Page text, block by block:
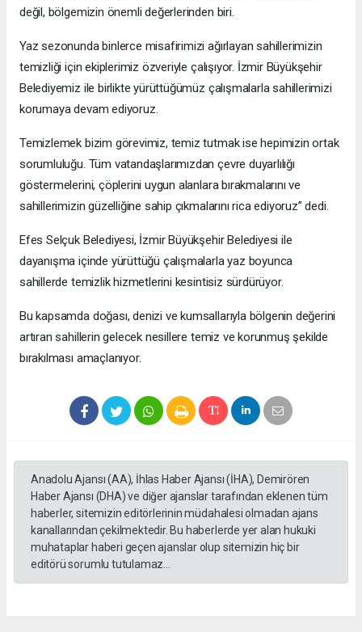
değil, bölgemizin önemli değerlerinden biri.
Yaz sezonunda binlerce misafirimizi ağırlayan sahillerimizin
temizliği için ekiplerimiz özveriyle çalışıyor. İzmir Büyükşehir
Belediyemiz ile birlikte yürüttüğümüz çalışmalarla sahillerimizi
korumaya devam ediyoruz.
Temizlemek bizim görevimiz, temiz tutmak ise hepimizin ortak
sorumluluğu. Tüm vatandaşlarımızdan çevre duyarlılığı
göstermelerini, çöplerini uygun alanlara bırakmalarını ve
sahillerimizin güzelliğine sahip çıkmalarını rica ediyoruz” dedi.
Efes Selçuk Belediyesi, İzmir Büyükşehir Belediyesi ile
dayanışma içinde yürüttüğü çalışmalarla yaz boyunca
sahillerde temizlik hizmetlerini kesintisiz sürdürüyor.
Bu kapsamda doğası, denizi ve kumsallarıyla bölgenin değerini
artıran sahillerin gelecek nesillere temiz ve korunmuş şekilde
bırakılması amaçlanıyor.
Anadolu Ajansı (AA), İhlas Haber Ajansı (İHA), Demirören
Haber Ajansı (DHA) ve diğer ajanslar tarafından eklenen tüm
haberler, sitemizin editörlerinin müdahalesi olmadan ajans
kanallarından çekilmektedir. Bu haberlerde yer alan hukuki
muhataplar haberi geçen ajanslar olup sitemizin hiç bir
editörü sorumlu tutulamaz...